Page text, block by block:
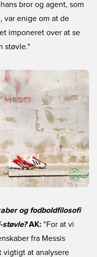
bror og agent, som
var enige om at de
imponeret over at se
støvle."
og fodboldfilosofi
AK: "For at vi
fra Messis
vigtigt at analysere